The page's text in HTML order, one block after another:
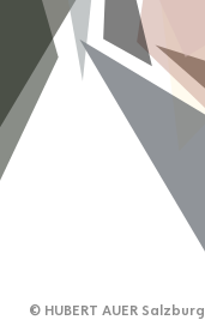
© HUBERT AUER Salzburg